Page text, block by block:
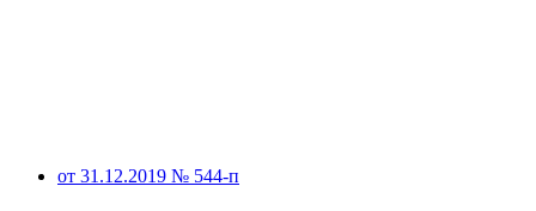
от 31.12.2019 № 544-п